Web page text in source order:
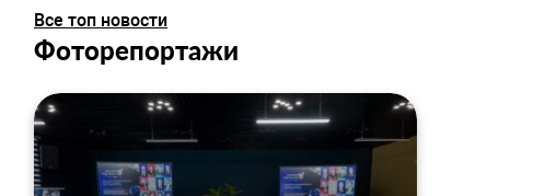
Все топ новости
Фоторепортажи